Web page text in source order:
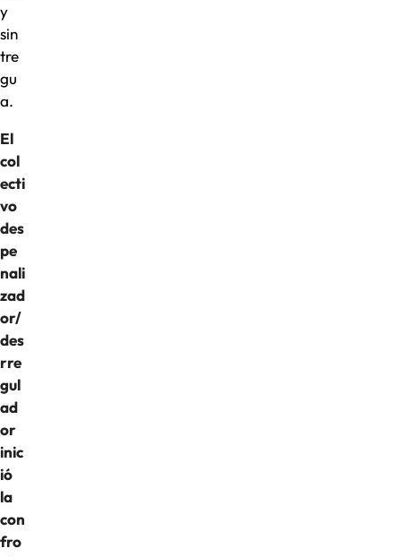
y
sin
tre
gu
a.
El
col
ecti
vo
des
pe
nali
zad
or/
des
rre
gul
ad
or
inic
ió
la
con
fro